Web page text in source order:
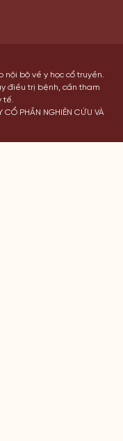
bộ về y học cổ truyền.
điều trị bệnh, cần tham
tế.
PHẦN NGHIÊN CỨU VÀ